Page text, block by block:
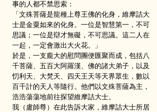
事的人都不禁思索：
「文殊菩薩是龍種上尊王佛的化身，維摩詰大
士是金粟如來的化身。一位是智慧第一，不可
思議；一位是辯才無礙，不可思議。這二人在
一起，一定會激出大火花。」
於是，一支龐大的慰問團便匯聚而成，包括八
千菩薩、五百大阿羅漢、佛的諸大弟子，以及
忉利天、大梵天、四天王天等天界眾生，數以
百千計的天人等隨行。他們以文殊菩薩為主，
浩浩蕩蕩地前往探望維摩詰大士。
我（盧師尊）在此告訴大家，維摩詰大士所居